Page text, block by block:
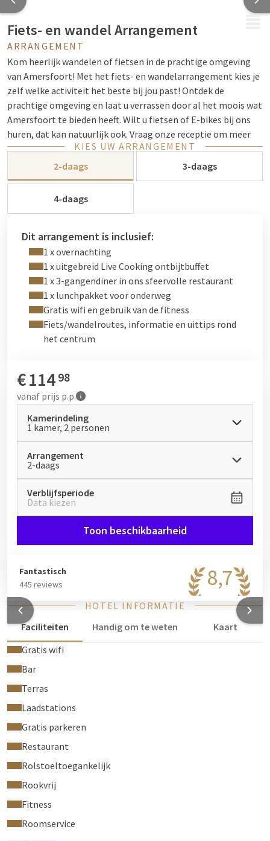
Fiets- en wandel Arrangement
ARRANGEMENT
Kom heerlijk wandelen of fietsen in de prachtige omgeving
van Amersfoort! Met het fiets- en wandelarrangement kies je
zelf welke activiteit het beste bij jou past! Ontdek de
prachtige omgeving en laat u verrassen door al het moois wat
Amersfoort te bieden heeft. Wilt u fietsen of E-bikes bij ons
huren, dat kan natuurlijk ook. Vraag onze receptie om meer
informatie!
Tip: Verken de Utrechtse Heuvelrug. Geniet van het
landschap op de prachtige paden met de ruisende bladen als
achtergrondmuziek.
met bossen, heiden, vennen en stuifzanden. Fiets langs
boomgaarden en monumenten. Ideaal voor zowel de
sportieve fietser als de recreatieve toerfietser. De vele
landgoederen en kastelen maken de Utrechtse Heuvelrug een
ideaal gebied om cultuur en natuur te ontdekken. Het staat
vooral bekend om z’n kastelen en landgoederen. Tijdens
uw fietstocht kunt u eindeloos ronddolen door Kasteel
Amerongen, Huis Doorn en Slot Zeist. Vanaf de Piramide van
KIES UW ARRANGEMENT
2-daags
3-daags
4-daags
Dit arrangement is inclusief:
1 x overnachting
1 x uitgebreid Live Cooking ontbijtbuffet
1 x 3-gangendiner in ons sfeervolle restaurant
1 x lunchpakket voor onderweg
Gratis wifi en gebruik van de fitness
Fiets/wandelroutes, informatie en uittips rond
het centrum
€114 98
vanaf prijs p.p.
Kamerindeling
1 kamer, 2 personen
Arrangement
2-daags
Verblijfsperiode
Data kiezen
Toon beschikbaarheid
8,7
Fantastisch
445 reviews
HOTEL INFORMATIE
Faciliteiten
Handig om te weten
Kaart
Gratis wifi
Bar
Terras
Laadstations
Gratis parkeren
Restaurant
Rolstoeltoegankelijk
Rookvrij
Fitness
Roomservice